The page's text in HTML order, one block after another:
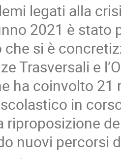
legati alla
2021 è stato
si è
Trasversali e
ha coinvolto 21
scolastico in
riproposizione
nuovi percorsi